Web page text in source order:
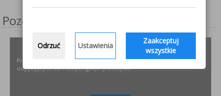
Pozostałe serwisy firmy
ODPYLAMY.PL
Projektowanie i dobór, montaż, serwis instalacji i urządzeń
odpylających dla różnych gałęzi przemysłu.
Odrzuć Ustawienia
Zaakceptuj
wszystkie